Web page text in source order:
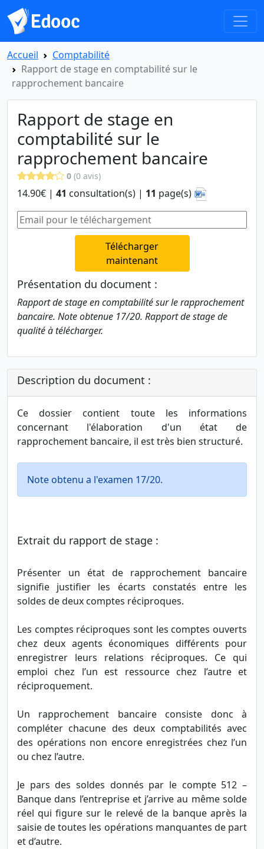
Accueil
Comptabilité
Rapport de stage en comptabilité sur le
rapprochement bancaire
Rapport de stage en
comptabilité sur le
rapprochement bancaire
0 (0 avis)
14.90€ | 41 consultation(s) | 11 page(s)
Télécharger
maintenant
Présentation du document :
Rapport de stage en comptabilité sur le rapprochement
bancaire. Note obtenue 17/20. Rapport de stage de
qualité à télécharger.
Description du document :
Ce dossier contient toute les informations
concernant l'élaboration d'un état de
rapprochement bancaire, il est très bien structuré.
Note obtenu a l'examen 17/20.
Extrait du rapport de stage :
Présenter un état de rapprochement bancaire
signifie justifier les écarts constatés entre les
soldes de deux comptes réciproques.
Les comptes réciproques sont les comptes ouverts
chez deux agents économiques différents pour
enregistrer leurs relations réciproques. Ce qui
emploi chez l’un est ressource chez l’autre et
réciproquement.
Un rapprochement bancaire consiste donc à
compléter chacune des deux comptabilités avec
des opérations non encore enregistrées chez l’un
ou chez l’autre.
Je pars des soldes donnés par le compte 512 –
Banque dans l’entreprise et j’arrive au même solde
réel qui figure sur le relevé de la banque après la
saisie de toutes les opérations manquantes de part
et d’autre.